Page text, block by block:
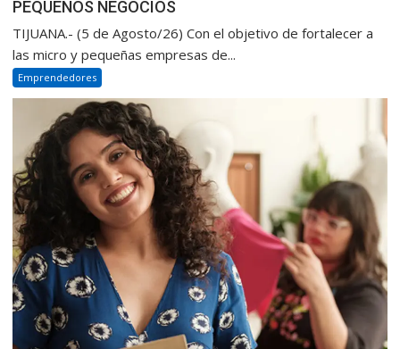
PEQUEÑOS NEGOCIOS
TIJUANA.- (5 de Agosto/26) Con el objetivo de fortalecer a
las micro y pequeñas empresas de...
Emprendedores